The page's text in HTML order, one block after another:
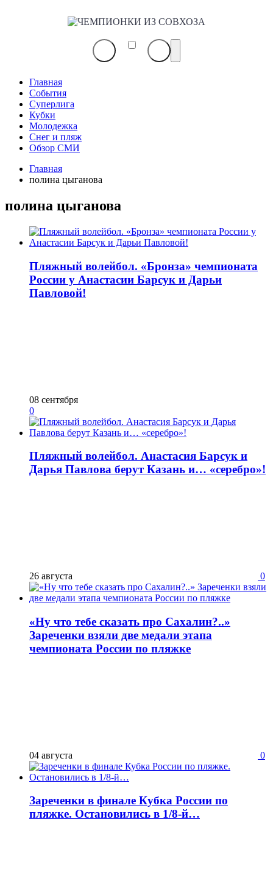
ЧЕМПИОНКИ
СОВХОЗА
Главная
События
Суперлига
Кубки
Молодежка
Снег и пляж
Обзор СМИ
Главная
полина цыганова
полина цыганова
Пляжный волейбол. «Бронза» чемпионата
России у Анастасии Барсук и Дарьи
Павловой!
08 сентября
0
Пляжный волейбол. Анастасия Барсук и
Дарья Павлова берут Казань и… «серебро»!
26 августа 0
«Ну что тебе сказать про Сахалин?..»
Зареченки взяли две медали этапа
чемпионата России по пляжке
04 августа 0
Зареченки в финале Кубка России по
пляжке. Остановились в 1/8-й…